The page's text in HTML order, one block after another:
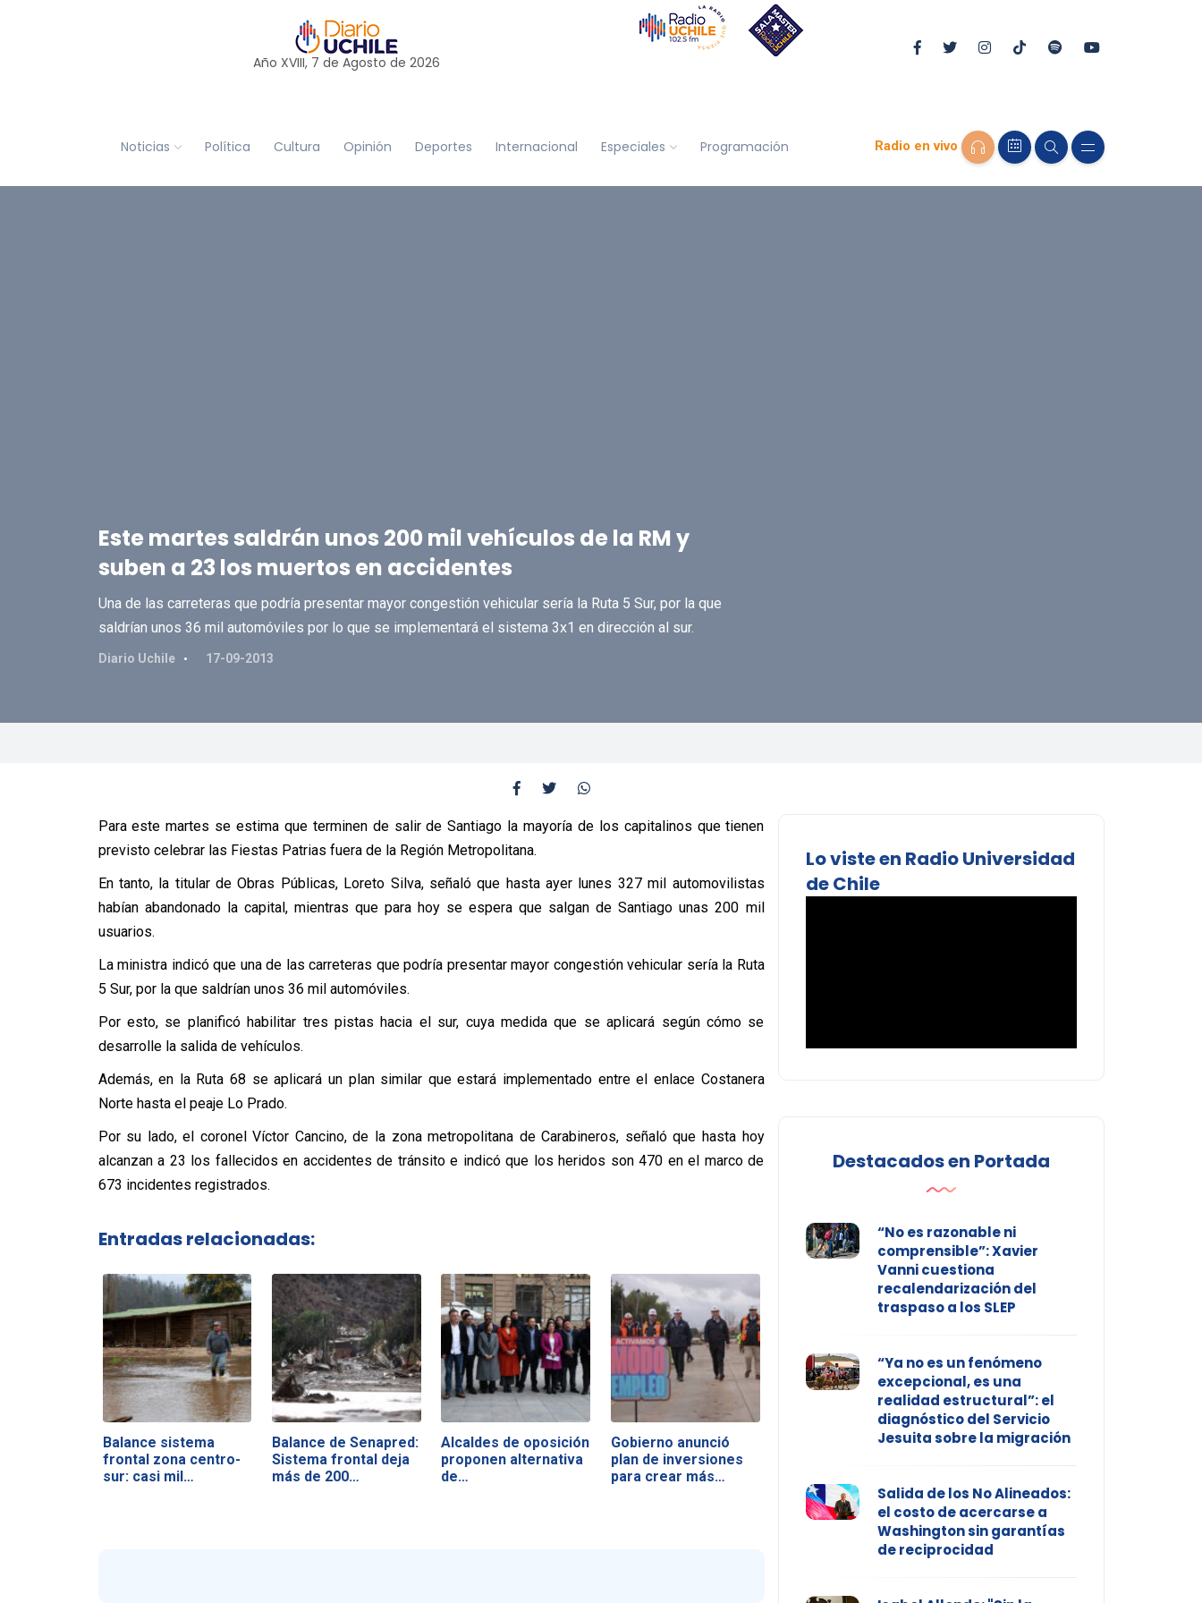
Año XVIII, 7 de Agosto de 2026
Noticias Política Cultura Opinión Deportes Internacional Especiales Programación Radio en vivo
Este martes saldrán unos 200 mil vehículos de la RM y
suben a 23 los muertos en accidentes
Una de las carreteras que podría presentar mayor congestión vehicular sería la Ruta 5 Sur, por la que
saldrían unos 36 mil automóviles por lo que se implementará el sistema 3x1 en dirección al sur.
Diario Uchile 17-09-2013
Para este martes se estima que terminen de salir de Santiago la mayoría de los capitalinos que tienen
previsto celebrar las Fiestas Patrias fuera de la Región Metropolitana.
En tanto, la titular de Obras Públicas, Loreto Silva, señaló que hasta ayer lunes 327 mil automovilistas
habían abandonado la capital, mientras que para hoy se espera que salgan de Santiago unas 200 mil
usuarios.
La ministra indicó que una de las carreteras que podría presentar mayor congestión vehicular sería la Ruta
5 Sur, por la que saldrían unos 36 mil automóviles.
Por esto, se planificó habilitar tres pistas hacia el sur, cuya medida que se aplicará según cómo se
desarrolle la salida de vehículos.
Además, en la Ruta 68 se aplicará un plan similar que estará implementado entre el enlace Costanera
Norte hasta el peaje Lo Prado.
Por su lado, el coronel Víctor Cancino, de la zona metropolitana de Carabineros, señaló que hasta hoy
alcanzan a 23 los fallecidos en accidentes de tránsito e indicó que los heridos son 470 en el marco de
673 incidentes registrados.
Entradas relacionadas:
Balance sistema
frontal zona centro-
sur: casi mil…
Balance de Senapred:
Sistema frontal deja
más de 200…
Alcaldes de oposición
proponen alternativa
de…
Gobierno anunció
plan de inversiones
para crear más…
Lo viste en Radio Universidad
de Chile
Destacados en Portada
“No es razonable ni
comprensible”: Xavier
Vanni cuestiona
recalendarización del
traspaso a los SLEP
“Ya no es un fenómeno
excepcional, es una
realidad estructural”: el
diagnóstico del Servicio
Jesuita sobre la migración
Salida de los No Alineados:
el costo de acercarse a
Washington sin garantías
de reciprocidad